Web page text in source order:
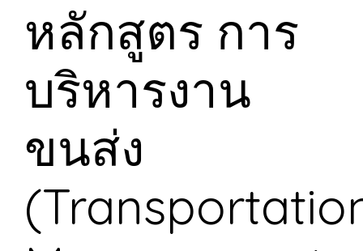
หลักสูตร การ
บริหารงาน
ขนส่ง